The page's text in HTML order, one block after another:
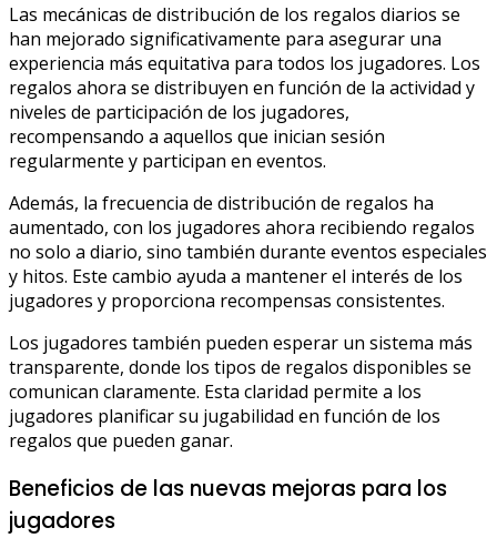
Las mecánicas de distribución de los regalos diarios se
han mejorado significativamente para asegurar una
experiencia más equitativa para todos los jugadores. Los
regalos ahora se distribuyen en función de la actividad y
niveles de participación de los jugadores,
recompensando a aquellos que inician sesión
regularmente y participan en eventos.
Además, la frecuencia de distribución de regalos ha
aumentado, con los jugadores ahora recibiendo regalos
no solo a diario, sino también durante eventos especiales
y hitos. Este cambio ayuda a mantener el interés de los
jugadores y proporciona recompensas consistentes.
Los jugadores también pueden esperar un sistema más
transparente, donde los tipos de regalos disponibles se
comunican claramente. Esta claridad permite a los
jugadores planificar su jugabilidad en función de los
regalos que pueden ganar.
Beneficios de las nuevas mejoras para los
jugadores